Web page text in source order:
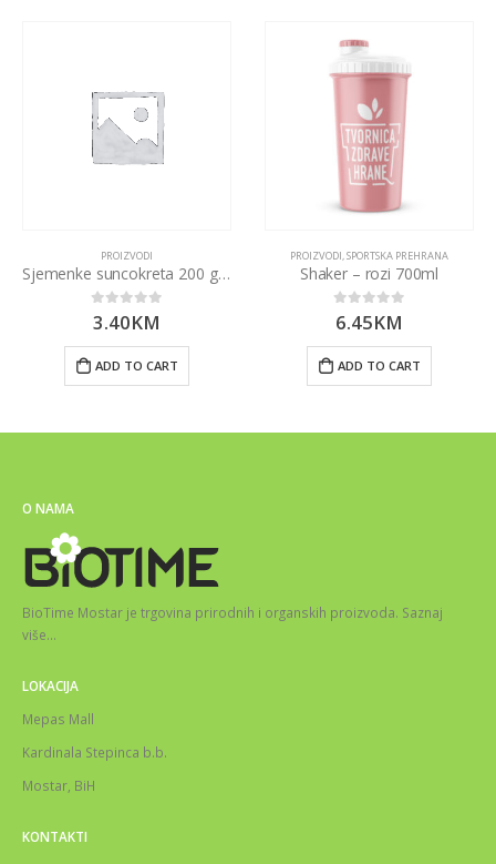
PROIZVODI
Sjemenke suncokreta 200 g Ekozona
0out of 5
3.40KM
ADD TO CART
PROIZVODI,SPORTSKA PREHRANA
Shaker – rozi 700ml
0out of 5
6.45KM
ADD TO CART
O NAMA
BioTime Mostar je trgovina prirodnih i organskih proizvoda. Saznaj
više…
LOKACIJA
Mepas Mall
Kardinala Stepinca b.b.
Mostar, BiH
KONTAKTI